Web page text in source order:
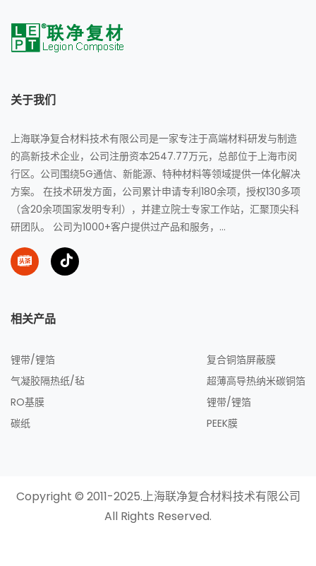
关于我们
上海联净复合材料技术有限公司是一家专注于高端材料研发与制造
的高新技术企业，公司注册资本2547.77万元，总部位于上海市闵
行区。公司围绕5G通信、新能源、特种材料等领域提供一体化解决
方案。 在技术研发方面，公司累计申请专利180余项，授权130多项
（含20余项国家发明专利），并建立院士专家工作站，汇聚顶尖科
研团队。 公司为1000+客户提供过产品和服务，...
相关产品
锂带/锂箔
气凝胶隔热纸/毡
RO基膜
碳纸
复合铜箔屏蔽膜
超薄高导热纳米碳铜箔
锂带/锂箔
PEEK膜
Copyright © 2011-2025.上海联净复合材料技术有限公司
All Rights Reserved.